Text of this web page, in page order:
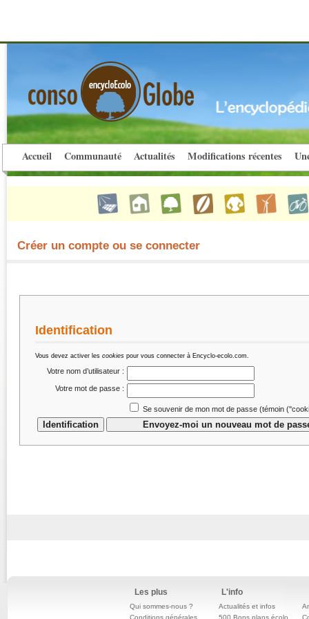
Accueil Communauté Actualités Modifications récentes
Créer un compte ou se connecter
Identification
Vous devez activer les cookies pour vous connecter à Encyclo-ecolo.com.
Votre nom d’utilisateur :
Votre mot de passe :
Se souvenir de mon mot de passe (témoin
Les plus
Qui sommes-nous ?
Conditions générales
L'info
Actualités et infos
500 Bons plans écolo